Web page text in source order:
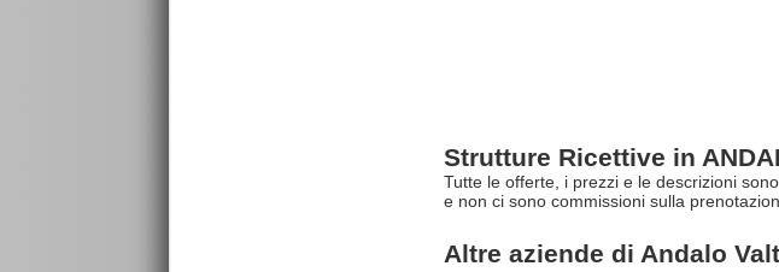
Strutture Ricettive in
Tutte le offerte, i prezzi e le descrizioni
e non ci sono commissioni sulla
Altre aziende di Andalo